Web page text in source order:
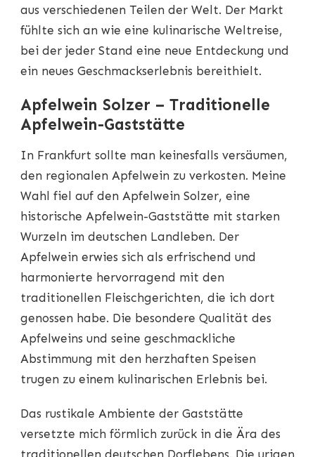
aus verschiedenen Teilen der Welt. Der Markt
fühlte sich an wie eine kulinarische Weltreise,
bei der jeder Stand eine neue Entdeckung und
ein neues Geschmackserlebnis bereithielt.
Apfelwein Solzer – Traditionelle
Apfelwein-Gaststätte
In Frankfurt sollte man keinesfalls versäumen,
den regionalen Apfelwein zu verkosten. Meine
Wahl fiel auf den Apfelwein Solzer, eine
historische Apfelwein-Gaststätte mit starken
Wurzeln im deutschen Landleben. Der
Apfelwein erwies sich als erfrischend und
harmonierte hervorragend mit den
traditionellen Fleischgerichten, die ich dort
genossen habe. Die besondere Qualität des
Apfelweins und seine geschmackliche
Abstimmung mit den herzhaften Speisen
trugen zu einem kulinarischen Erlebnis bei.
Das rustikale Ambiente der Gaststätte
versetzte mich förmlich zurück in die Ära des
traditionellen deutschen Dorflebens. Die urigen